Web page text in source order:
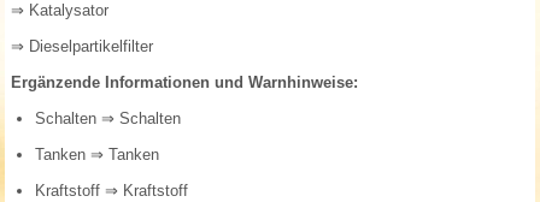
⇒ Katalysator
⇒ Dieselpartikelfilter
Ergänzende Informationen und Warnhinweise:
Schalten ⇒ Schalten
Tanken ⇒ Tanken
Kraftstoff ⇒ Kraftstoff